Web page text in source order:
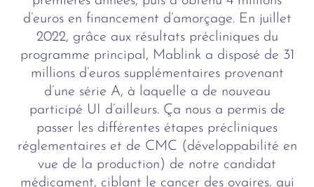
d’euros en financement d’amorçage. En juillet
2022, grâce aux résultats précliniques du
programme principal, Mablink a disposé de 31
millions d’euros supplémentaires provenant
d’une série A, à laquelle a de nouveau
participé UI d’ailleurs. Ça nous a permis de
passer les différentes étapes précliniques
réglementaires et de CMC (développabilité en
vue de la production) de notre candidat
médicament, ciblant le cancer des ovaires, qui